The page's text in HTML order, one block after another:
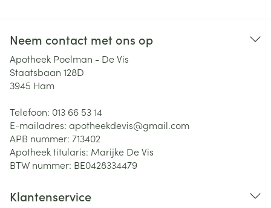
Neem contact met ons op
Apotheek Poelman - De Vis
Staatsbaan 128D
3945 Ham
Telefoon: 013 66 53 14
E-mailadres: apotheekdevis@gmail.com
APB nummer: 713402
Apotheek titularis: Marijke De Vis
BTW nummer: BE0428334479
Klantenservice